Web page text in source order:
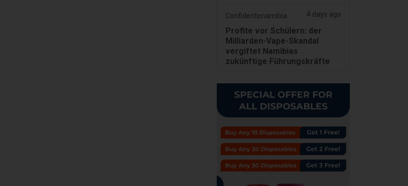
Confidentenamibia 4 days ago
Profite vor Schülern: der
Milliarden-Vape-Skandal
vergiftet Namibias
zukünftige Führungskräfte